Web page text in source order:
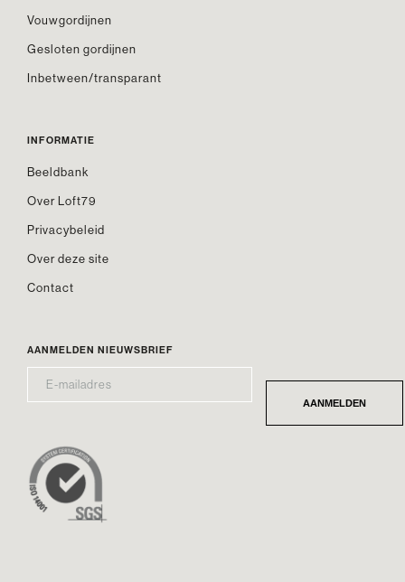
Vouwgordijnen
Gesloten gordijnen
Inbetween/transparant
INFORMATIE
Beeldbank
Over Loft79
Privacybeleid
Over deze site
Contact
AANMELDEN NIEUWSBRIEF
MAILADRES* AANMELDEN